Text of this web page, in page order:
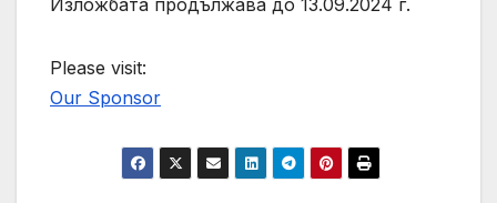
Изложбата продължава до 13.09.2024 г.
Please visit:
Our Sponsor